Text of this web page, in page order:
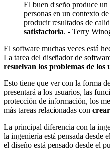
El buen diseño produce
personas en un contexto
producir resultados de
satisfactoria. - Terry
El software muchas veces está
La tarea del diseñador de
resuelvan los problemas de los
Esto tiene que ver con la forma
presentará a los usuarios, las
protección de información, los
más tareas relacionadas con
La principal diferencia con la
la ingeniería está pensada desde
el diseño está pensado desde el